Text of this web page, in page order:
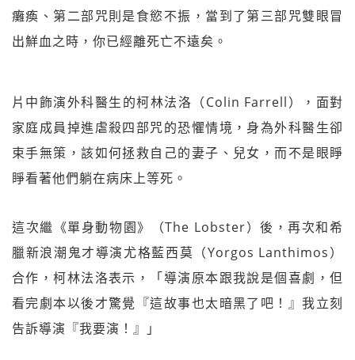
癱瘓、第二部咒則是食慾不振，當到了第三部咒雙眼冒
出鮮血之時，你已經離死亡不遠矣。
片中飾演外科醫生的柯林法洛（Colin Farrell），面對
家庭成員掉進虐殺四部咒的恐懼情境，身為外科醫生卻
束手無策，該如何拯救自己的妻子、兒女，而不是眼睜
睜看著他們躺在病床上等死。
這次繼《單身動物園》（The Lobster）後，再次和希
臘新浪潮鬼才導演尤格藍西莫（Yorgos Lanthimos）
合作，柯林法洛表示，「導演原本跟我說是個喜劇，但
看完劇本以後才驚覺『這故事也太暗黑了吧！』我立刻
告訴導演『我要演！』」